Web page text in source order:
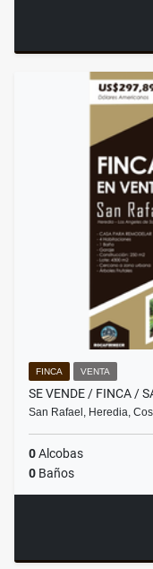
FINCA VENTA
SE VENDE / FINCA /
San Rafael, Heredia,
0Alcobas
0 Baños